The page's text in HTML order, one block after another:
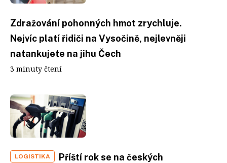
Zdražování pohonných hmot zrychluje.
Nejvíc platí řidiči na Vysočině, nejlevněji
natankujete na jihu Čech
3 minuty čtení
LOGISTIKA
Příští rok se na českých